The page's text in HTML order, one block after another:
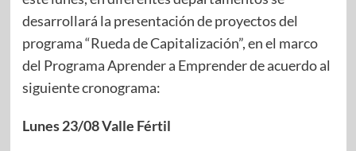
desarrollará la presentación de proyectos del
programa “Rueda de Capitalización”, en el marco
del Programa Aprender a Emprender de acuerdo al
siguiente cronograma:
Lunes 23/08 Valle Fértil